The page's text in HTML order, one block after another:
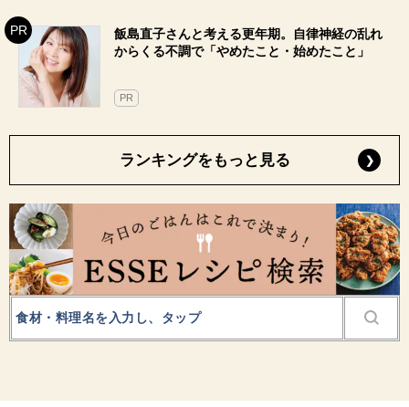
飯島直子さんと考える更年期。自律神経の乱れ
からくる不調で「やめたこと・始めたこと」
PR
ランキングをもっと見る